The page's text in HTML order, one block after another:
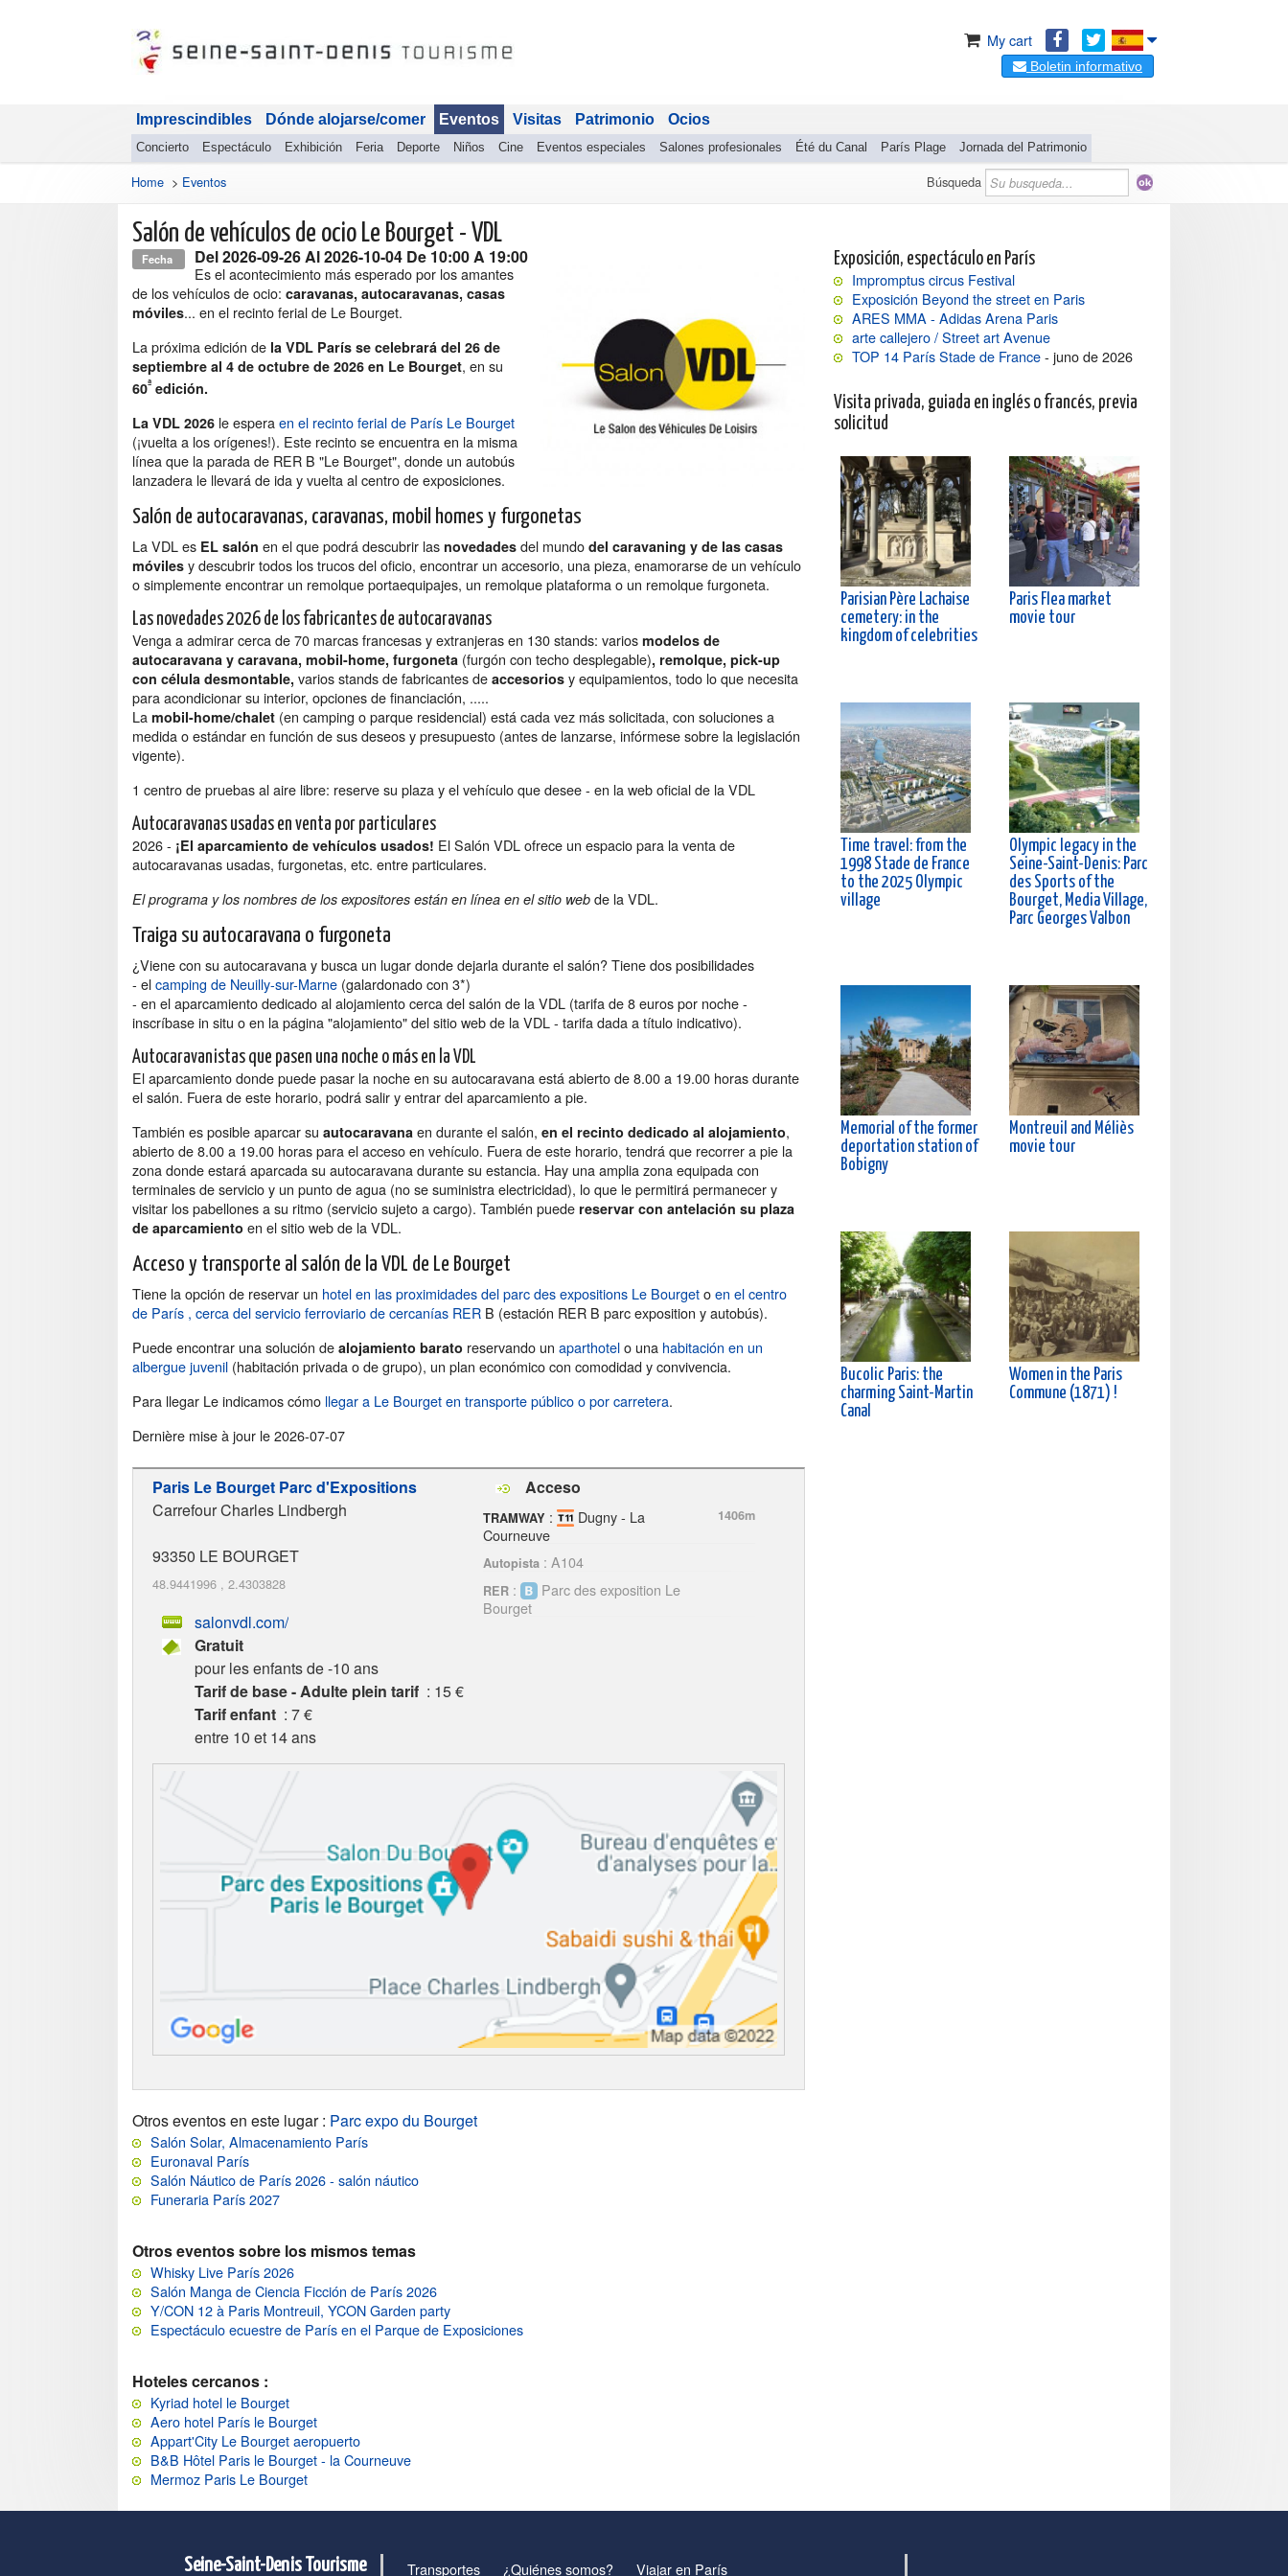
My cart
Boletin informativo
Imprescindibles Dónde alojarse/comer Eventos
Concierto Espectáculo Exhibición Feria Deporte Niños Cine Eventos especiales Salones profesionales Été du Canal París Plage Jornada del Patrimonio
Visitas Patrimonio Ocios
Home > Eventos Búsqueda
Salón de vehículos de ocio Le Bourget - VDL
Fecha Del2026-09-26Al2026-10-04 De 10:00 A 19:00
Es el acontecimiento más esperado por los amantes
de los vehículos de ocio: caravanas, autocaravanas, casas
móviles... en el recinto ferial de Le Bourget.
La próxima edición de la VDL París se celebrará del 26 de
septiembre al 4 de octubre de 2026 en Le Bourget, en su
60ª edición.
La VDL 2026 le esperaen el recinto ferial de París Le Bourget
(¡vuelta a los orígenes!). Este recinto se encuentra en la misma
línea que la parada de RER B "Le Bourget", donde un autobús
lanzadera le llevará de ida y vuelta al centro de exposiciones.
Salón de autocaravanas, caravanas, mobil homes y furgonetas
La VDL es EL salón en el que podrá descubrir las novedades del mundo del caravaning y de las casas
móviles y descubrir todos los trucos del oficio, encontrar un accesorio, una pieza, enamorarse de un vehículo
o simplemente encontrar un remolque portaequipajes, un remolque plataforma o un remolque furgoneta.
Las novedades 2026 de los fabricantes de autocaravanas
Venga a admirar cerca de 70 marcas francesas y extranjeras en 130 stands: varios modelos de
autocaravana y caravana, mobil-home, furgoneta (furgón con techo desplegable), remolque, pick-up
con célula desmontable, varios stands de fabricantes de accesorios y equipamientos, todo lo que necesita
para acondicionar su interior, opciones de financiación, .....
La mobil-home/chalet (en camping o parque residencial) está cada vez más solicitada, con soluciones a
medida o estándar en función de sus deseos y presupuesto (antes de lanzarse, infórmese sobre la legislación
vigente).
1 centro de pruebas al aire libre: reserve su plaza y el vehículo que desee - en la web oficial de la VDL
Autocaravanas usadas en venta por particulares
2026 - ¡El aparcamiento de vehículos usados! El Salón VDL ofrece un espacio para la venta de
autocaravanas usadas, furgonetas, etc. entre particulares.
El programa y los nombres de los expositores están en línea en el sitio web de la VDL.
Traiga su autocaravana o furgoneta
¿Viene con su autocaravana y busca un lugar donde dejarla durante el salón? Tiene dos posibilidades
- elcamping de Neuilly-sur-Marne (galardonado con 3*)
- en el aparcamiento dedicado al alojamiento cerca del salón de la VDL (tarifa de 8 euros por noche -
inscríbase in situ o en la página "alojamiento" del sitio web de la VDL - tarifa dada a título indicativo).
Autocaravanistas que pasen una noche o más en la VDL
El aparcamiento donde puede pasar la noche en su autocaravana está abierto de 8.00 a 19.00 horas durante
el salón. Fuera de este horario, podrá salir y entrar del aparcamiento a pie.
También es posible aparcar su autocaravana en durante el salón, en el recinto dedicado al alojamiento,
abierto de 8.00 a 19.00 horas para el acceso en vehículo. Fuera de este horario, tendrá que recorrer a pie la
zona donde estará aparcada su autocaravana durante su estancia. Hay una amplia zona equipada con
terminales de servicio y un punto de agua (no se suministra electricidad), lo que le permitirá permanecer y
visitar los pabellones a su ritmo (servicio sujeto a cargo). También puede reservar con antelación su plaza
de aparcamiento en el sitio web de la VDL.
Acceso y transporte al salón de la VDL de Le Bourget
Tiene la opción de reservar un hotel en las proximidades del parc des expositions Le Bourgetoen el centro
de París , cerca del servicio ferroviario de cercanías RER B (estación RER B parc exposition y autobús).
Puede encontrar una solución de alojamiento barato reservando un aparthotelo una habitación en un
albergue juvenil (habitación privada o de grupo), un plan económico con comodidad y convivencia.
Para llegar Le indicamos cómo llegar a Le Bourget en transporte público o por carretera.
Dernière mise à jour le2026-07-07
Paris Le Bourget Parc d'Expositions
Carrefour Charles Lindbergh
93350 LE BOURGET
48.9441996 , 2.4303828
salonvdl.com/
Acceso
TRAMWAY :
Dugny - La
Courneuve
1406m
Autopista : A104
RER :
Parc des exposition Le
Bourget
Gratuit
pour les enfants de -10 ans
Tarif de base - Adulte plein tarif : 15 €
Tarif enfant : 7 €
entre 10 et 14 ans
Otros eventos en este lugar: Parc expo du Bourget
Salón Solar, Almacenamiento París
Euronaval París
Salón Náutico de París 2026 - salón náutico
Funeraria París 2027
Otros eventos sobre los mismos temas
Whisky Live París 2026
Salón Manga de Ciencia Ficción de París 2026
Y/CON 12 à Paris Montreuil, YCON Garden party
Espectáculo ecuestre de París en el Parque de Exposiciones
Hoteles cercanos :
Kyriad hotel le Bourget
Aero hotel París le Bourget
Appart'City Le Bourget aeropuerto
B&B Hôtel Paris le Bourget - la Courneuve
Mermoz Paris Le Bourget
Exposición, espectáculo en París
Impromptus circus Festival
Exposición Beyond the street en Paris
ARES MMA - Adidas Arena Paris
arte callejero / Street art Avenue
TOP 14 París Stade de France- juno de 2026
Visita privada, guiada en inglés o francés, previa
solicitud
Parisian Père Lachaise
cemetery: in the
kingdom of celebrities
Paris Flea market
movie tour
Time travel: from the
1998 Stade de France
to the 2025 Olympic
village
Olympic legacy in the
Seine-Saint-Denis: Parc
des Sports of the
Bourget, Media Village,
Parc Georges Valbon
Memorial of the former
deportation station of
Bobigny
Montreuil and Méliès
movie tour
Bucolic Paris: the
charming Saint-Martin
Canal
Women in the Paris
Commune (1871) !
Seine-Saint-Denis Tourisme Transportes ¿Quiénes somos? Viajar en París